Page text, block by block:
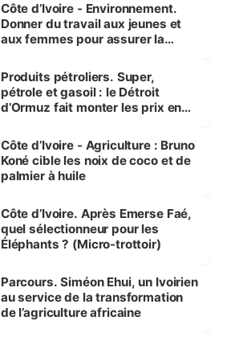
Côte d’Ivoire - Environnement.
Donner du travail aux jeunes et
aux femmes pour assurer la
menacées
Produits pétroliers. Super,
pétrole et gasoil : le Détroit
d’Ormuz fait monter les prix en
Côte d’Ivoire - Agriculture : Bruno
Koné cible les noix de coco et de
palmier à huile
Côte d’Ivoire. Après Emerse Faé,
quel sélectionneur pour les
Éléphants ? (Micro-trottoir)
Parcours. Siméon Ehui, un Ivoirien
au service de la transformation
de l’agriculture africaine